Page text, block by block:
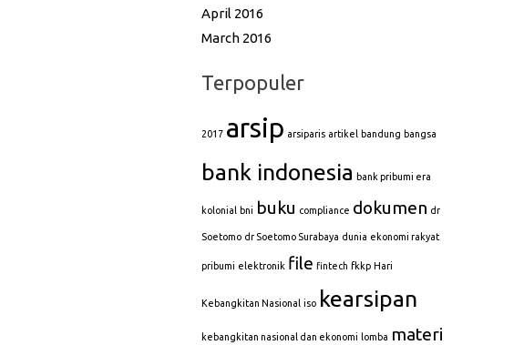
April 2016
March 2016
Terpopuler
2017 arsip arsiparis artikel bandung bangsa
bank indonesia bank pribumi era
kolonial bni buku compliance dokumen dr
Soetomo dr Soetomo Surabaya dunia ekonomi rakyat
pribumi elektronik file fintech fkkp Hari
Kebangkitan Nasional iso kearsipan
kebangkitan nasional dan ekonomi lomba materi